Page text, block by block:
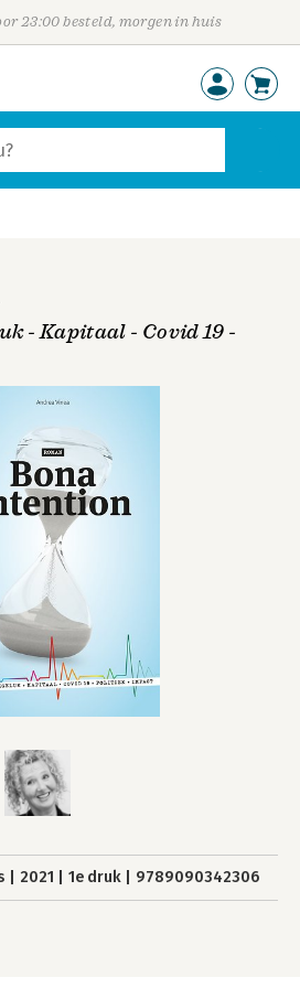
23:00 besteld, morgen in huis
- Kapitaal - Covid 19 -
2021 1e druk 9789090342306